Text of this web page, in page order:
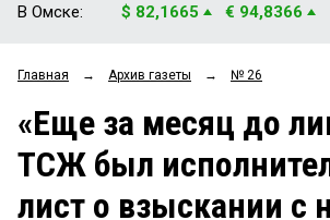
ОБЩЕСТВО
ЗАКОН
Блоги
В Омске: $ 82,1665 € 94,8366
Главная → Архив газеты → № 26
«Еще за месяц до
ТСЖ был
лист о взыскании с